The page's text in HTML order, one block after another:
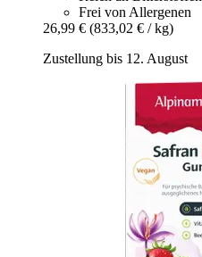
Frei von Allergenen
26,99 € (833,02 € / kg)
Zustellung bis 12. August